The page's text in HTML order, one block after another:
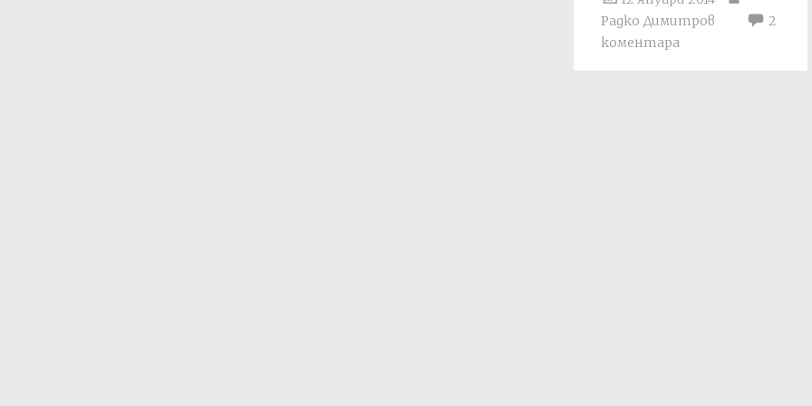
Радко Димитров
2
коментара